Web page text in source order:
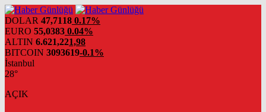
DOLAR 47,7118 0.17%
EURO 55,0383 0.04%
ALTIN 6.621,221,98
BITCOIN 3093619-0.1%
İstanbul
28°
AÇIK